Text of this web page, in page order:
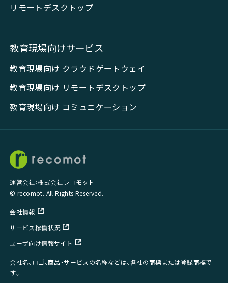
リモートデスクトップ
教育現場向けサービス
教育現場向け クラウドゲートウェイ
教育現場向け リモートデスクトップ
教育現場向け コミュニケーション
運営会社：株式会社レコモット
© recomot. All Rights Reserved.
会社情報
サービス稼働状況
ユーザ向け情報サイト
会社名、ロゴ、商品・サービスの名称などは、各社の商標または登録商標で
す。